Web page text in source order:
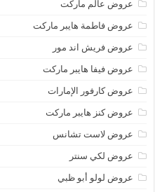
عروض عالم ماركت
عروض فاطمة هايبر ماركت
عروض فريش اند مور
عروض فيفا هايبر ماركت
عروض كارفور الإمارات
عروض كنز هايبر ماركت
عروض لاست تشانس
عروض لكي سنتر
عروض لولو أبو ظبي